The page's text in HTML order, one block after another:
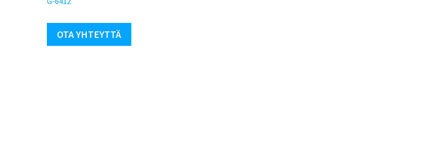
OTA YHTEYTTÄ